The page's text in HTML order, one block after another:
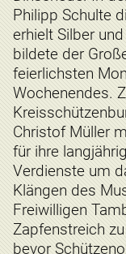
Philipp Schulte
erhielt Silber
bildete der
feierlichsten
Wochenendes.
Christof Müller
für ihre
Verdienste um
Klängen des
Freiwilligen
Zapfenstreich
bevor